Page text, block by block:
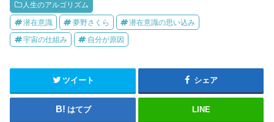
人生のアルゴリズム
潜在意識 夢野さくら 潜在意識の思い込み
宇宙の仕組み 自分が原因
ツイート シェア
はてブ LINE